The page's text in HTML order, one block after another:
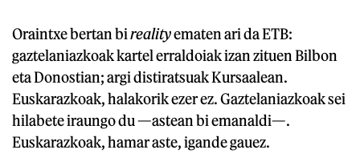
Oraintxe bertan birealityematen ari da ETB:
gaztelaniazkoak kartel erraldoiak izan zituen Bilbon
eta Donostian; argi distiratsuak Kursaalean.
Euskarazkoak, halakorik ezer ez. Gaztelaniazkoak sei
hilabete iraungo du —astean bi emanaldi—.
Euskarazkoak, hamar aste, igande gauez.